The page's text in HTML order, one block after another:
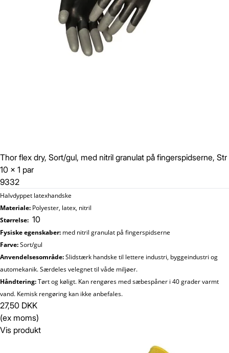
Thor flex dry, Sort/gul, med nitril granulat på fingerspidserne, Str
10 x 1 par
9332
Halvdyppet latexhandske
Materiale: Polyester, latex, nitril
Størrelse: 10
Fysiske egenskaber: med nitril granulat på fingerspidserne
Farve:Sort/gul
Anvendelsesområde:Slidstærk handske til lettere industri, byggeindustri og
automekanik. Særdeles velegnet til våde miljøer.
Håndtering:Tørt og køligt. Kan rengøres med sæbespåner i 40 grader varmt
vand. Kemisk rengøring kan ikke anbefales.
27,50 DKK
(ex moms)
Vis produkt